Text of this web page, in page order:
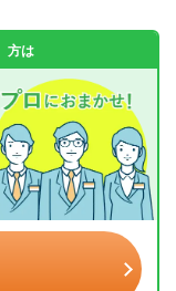
方は